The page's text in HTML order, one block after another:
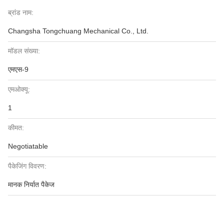
ब्रांड नाम:
Changsha Tongchuang Mechanical Co., Ltd.
मॉडल संख्या:
एमएस-9
एमओक्यू:
1
कीमत:
Negotiatable
पैकेजिंग विवरण:
मानक निर्यात पैकेज